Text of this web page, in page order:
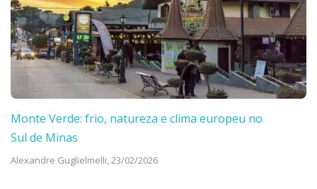
Monte Verde: frio, natureza e clima europeu no
Sul de Minas
Alexandre Guglielmelli, 23/02/2026